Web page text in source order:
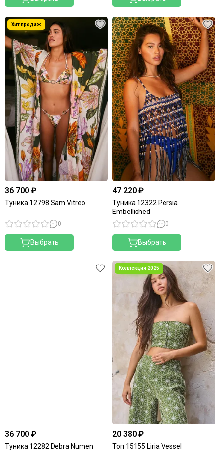
36 700 ₽
Туника 12798 Sam Vitreo
0
Выбрать
47 220 ₽
Туника 12322 Persia
Embellished
0
Выбрать
36 700 ₽
Туника 12282 Debra Numen
20 380 ₽
Топ 15155 Liria Vessel